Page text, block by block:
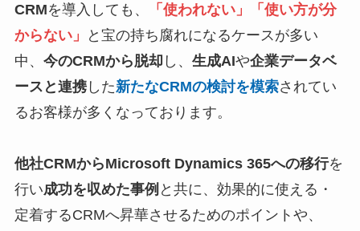
CRMを導入しても、
「使われない」「使い方が分
からない」
と宝の持ち腐れになるケースが多い
中、 今のCRMから脱却 し、 生成AIや企業データベ
ースと連携した新たなCRMの検討を模索されてい
るお客様が多くなっております。
他社CRMからMicrosoft Dynamics 365への移行を
行い成功を収めた事例 と共に、効果的に使える・
定着するCRMへ昇華させるためのポイントや、